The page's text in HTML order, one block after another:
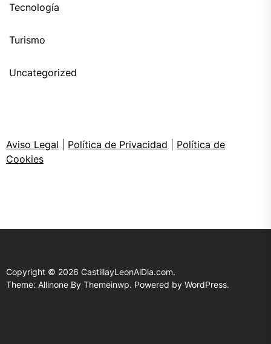
Tecnología
Turismo
Uncategorized
Aviso Legal Política de Privacidad
Política de
Cookies
Copyright © 2026 CastillayLeonAlDia.com.
Theme: Allinone By Themeinwp. Powered by WordPress.